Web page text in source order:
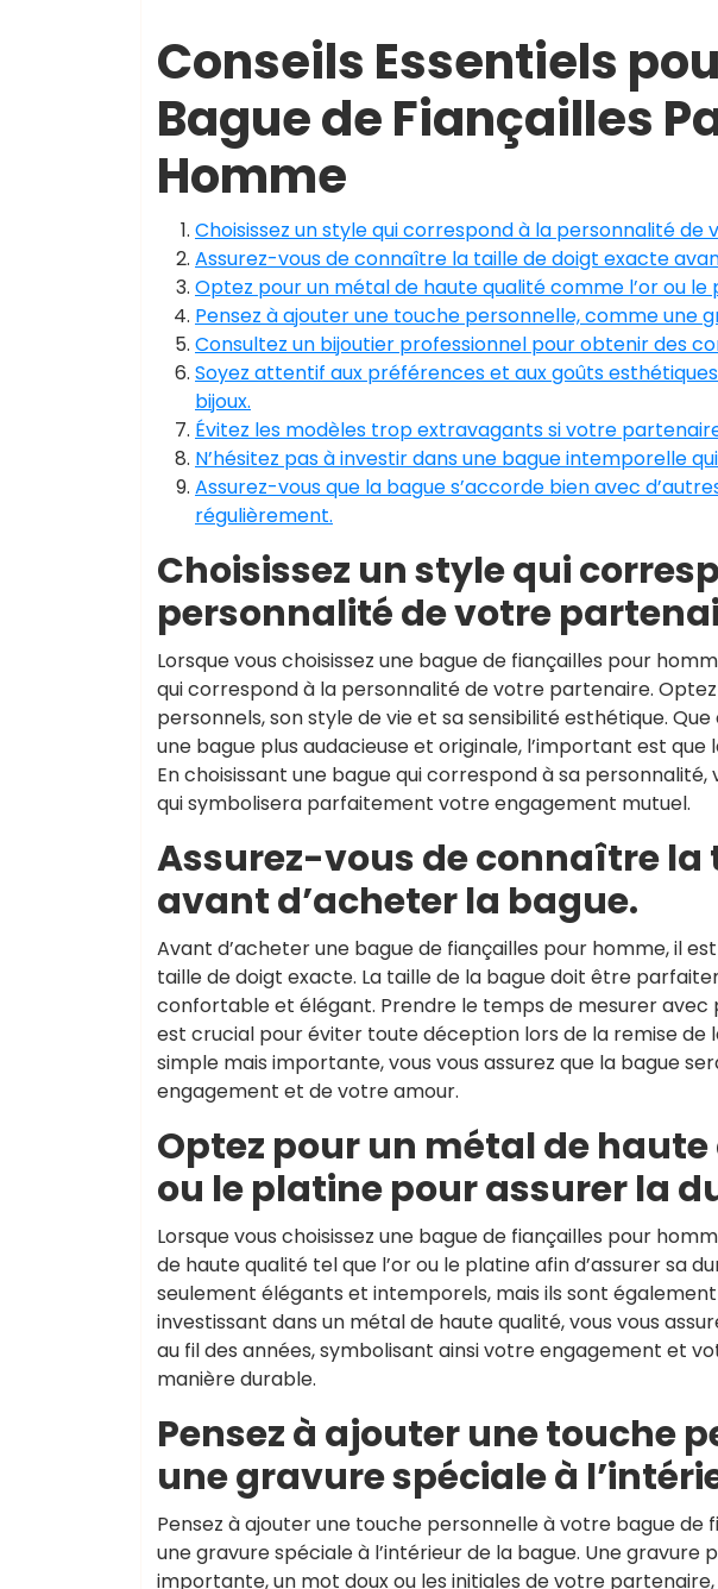
Conseils Essentiels
Bague de Fiançailles
Homme
Choisissez un style qui correspond à la personnalité de
Assurez-vous de connaître la taille de doigt exacte
Optez pour un métal de haute qualité comme l’or ou
Pensez à ajouter une touche personnelle, comme une
Consultez un bijoutier professionnel pour obtenir des
Soyez attentif aux préférences et aux goûts
bijoux.
Évitez les modèles trop extravagants si votre
N’hésitez pas à investir dans une bague intemporelle
Assurez-vous que la bague s’accorde bien avec
régulièrement.
Choisissez un style qui
personnalité de votre
Lorsque vous choisissez une bague de fiançailles pour
qui correspond à la personnalité de votre partenaire.
personnels, son style de vie et sa sensibilité esthétique.
une bague plus audacieuse et originale, l’important est
En choisissant une bague qui correspond à sa
qui symbolisera parfaitement votre engagement mutuel.
Assurez-vous de connaître la
avant d’acheter la bague.
Avant d’acheter une bague de fiançailles pour homme, il
taille de doigt exacte. La taille de la bague doit être
confortable et élégant. Prendre le temps de mesurer avec
est crucial pour éviter toute déception lors de la remise
simple mais importante, vous vous assurez que la bague
engagement et de votre amour.
Optez pour un métal de
ou le platine pour assurer la
Lorsque vous choisissez une bague de fiançailles pour
de haute qualité tel que l’or ou le platine afin d’assurer sa
seulement élégants et intemporels, mais ils sont également
investissant dans un métal de haute qualité, vous vous
au fil des années, symbolisant ainsi votre engagement et
manière durable.
Pensez à ajouter une touche
une gravure spéciale à
Pensez à ajouter une touche personnelle à votre bague
une gravure spéciale à l’intérieur de la bague. Une gravure
importante, un mot doux ou les initiales de votre